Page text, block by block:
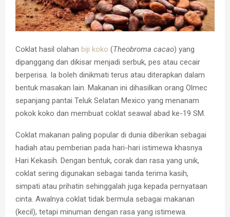
Coklat hasil olahan biji koko (Theobroma cacao) yang
dipanggang dan dikisar menjadi serbuk, pes atau cecair
berperisa. Ia boleh dinikmati terus atau diterapkan dalam
bentuk masakan lain. Makanan ini dihasilkan orang Olmec
sepanjang pantai Teluk Selatan Mexico yang menanam
pokok koko dan membuat coklat seawal abad ke-19 SM.
Coklat makanan paling popular di dunia diberikan sebagai
hadiah atau pemberian pada hari-hari istimewa khasnya
Hari Kekasih. Dengan bentuk, corak dan rasa yang unik,
coklat sering digunakan sebagai tanda terima kasih,
simpati atau prihatin sehinggalah juga kepada pernyataan
cinta. Awalnya coklat tidak bermula sebagai makanan
(kecil), tetapi minuman dengan rasa yang istimewa.